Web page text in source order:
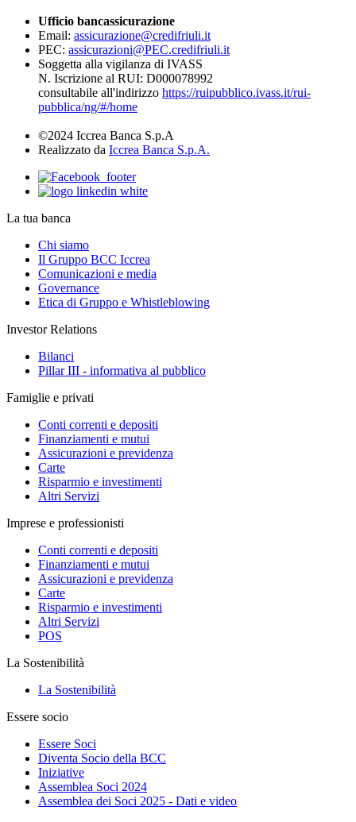
Ufficio bancassicurazione
Email: assicurazione@credifriuli.it
PEC: assicurazioni@PEC.credifriuli.it
Soggetta alla vigilanza di IVASS
N. Iscrizione al RUI: D000078992
consultabile all'indirizzo https://ruipubblico.ivass.it/rui-
pubblica/ng/#/home
©2024 Iccrea Banca S.p.A
Realizzato da Iccrea Banca S.p.A.
La tua banca
Chi siamo
Il Gruppo BCC Iccrea
Comunicazioni e media
Governance
Etica di Gruppo e Whistleblowing
Investor Relations
Bilanci
Pillar III - informativa al pubblico
Famiglie e privati
Conti correnti e depositi
Finanziamenti e mutui
Assicurazioni e previdenza
Carte
Risparmio e investimenti
Altri Servizi
Imprese e professionisti
Conti correnti e depositi
Finanziamenti e mutui
Assicurazioni e previdenza
Carte
Risparmio e investimenti
Altri Servizi
POS
La Sostenibilità
La Sostenibilità
Essere socio
Essere Soci
Diventa Socio della BCC
Iniziative
Assemblea Soci 2024
Assemblea dei Soci 2025 - Dati e video